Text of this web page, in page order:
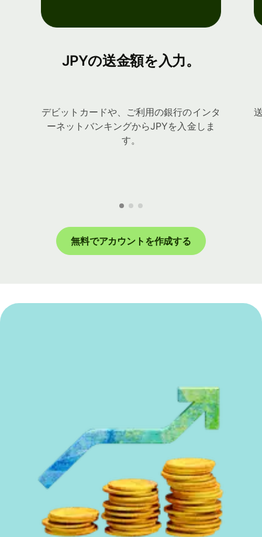
JPYの送金額を入力。
デビットカードや、ご利用の銀行のインタ
ーネットバンキングからJPYを入金しま
す。
無料でアカウントを作成する